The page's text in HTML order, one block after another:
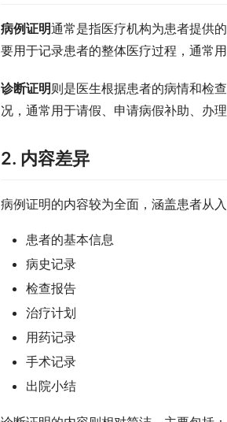
病例证明通常是指医疗机构为患者提供
要用于记录患者的整体医疗过程，通常
诊断证明 则是医生根据患者的病情和检
况，通常用于请假、申请病假补助、办
2. 内容差异
病例证明的内容较为全面，涵盖患者从
患者的基本信息
病史记录
检查报告
治疗计划
用药记录
手术记录
出院小结